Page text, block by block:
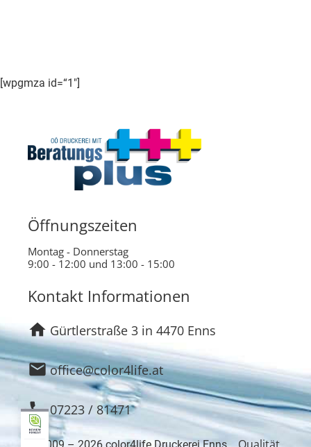
[wpgmza id=“1″]
Öffnungszeiten
Montag - Donnerstag
9:00 - 12:00 und 13:00 - 15:00
Kontakt Informationen
home Gürtlerstraße 3 in 4470 Enns
emailoffice@color4life.at
phone 07223 / 81471
© 2009 – 2026 color4life Druckerei Enns Qualität